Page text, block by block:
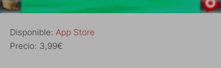
Disponible: App Store
Precio: 3,99€